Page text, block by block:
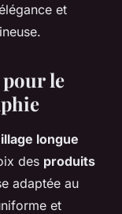
et
le
longue
des produits
adaptée au
et